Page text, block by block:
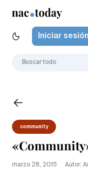
Iniciar sesión
community
marzo 28, 2015
Autor: